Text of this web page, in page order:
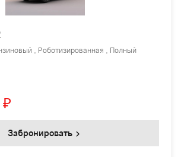
, Роботизированная , Полный
₽
Забронировать